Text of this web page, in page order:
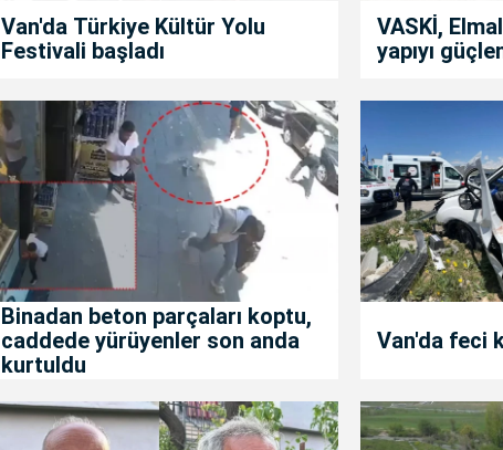
Van'da Türkiye Kültür Yolu
Festivali başladı
VASKİ,
yapıyı
Binadan beton parçaları koptu,
caddede yürüyenler son anda
kurtuldu
Van'da feci